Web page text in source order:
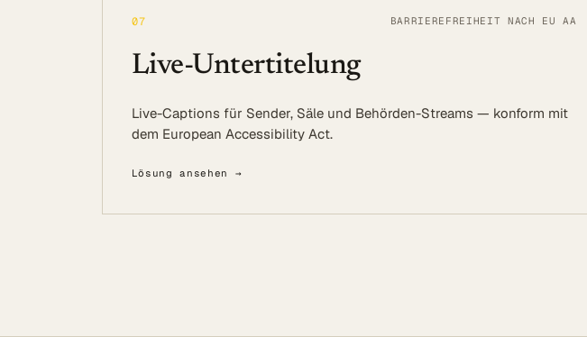
07 BARRIEREFREIHEIT NACH EU AA
Live-Untertitelung
Live-Captions für Sender, Säle und Behörden-Streams — konform mit
dem European Accessibility Act.
Lösung ansehen →